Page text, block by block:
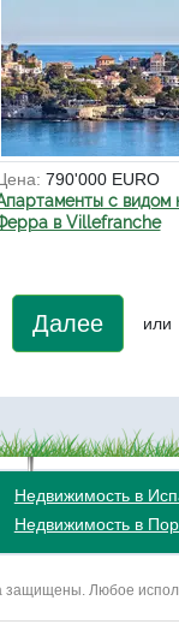
790'000 EURO
с видом
в Villefranche
Далее или
Недвижимость в
Недвижимость в
Любое